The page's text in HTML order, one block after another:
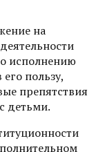
на
исполнению
пользу,
препятствия
детьми.